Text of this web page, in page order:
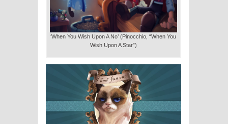
‘When You Wish Upon A No’ (Pinocchio, “When You
Wish Upon A Star”)